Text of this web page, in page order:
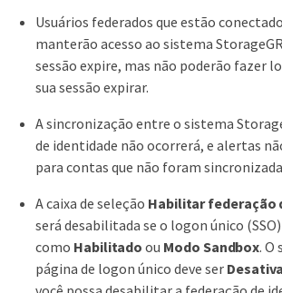
Usuários federados que estão
manterão acesso ao sistema
sessão expire, mas não poderão fazer
sua sessão expirar.
A sincronização entre o sistema
de identidade não ocorrerá, e alertas
para contas que não foram
A caixa de seleção Habilitar federação
será desabilitada se o logon único
como Habilitado ou Modo Sandbox. O
página de logon único deve ser